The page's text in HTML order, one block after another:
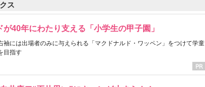
ス
が40年にわたり支える「小学生の甲子園」
袖には出場者のみに与えられる「マクドナルド・ワッペン」をつけて学童
目指す